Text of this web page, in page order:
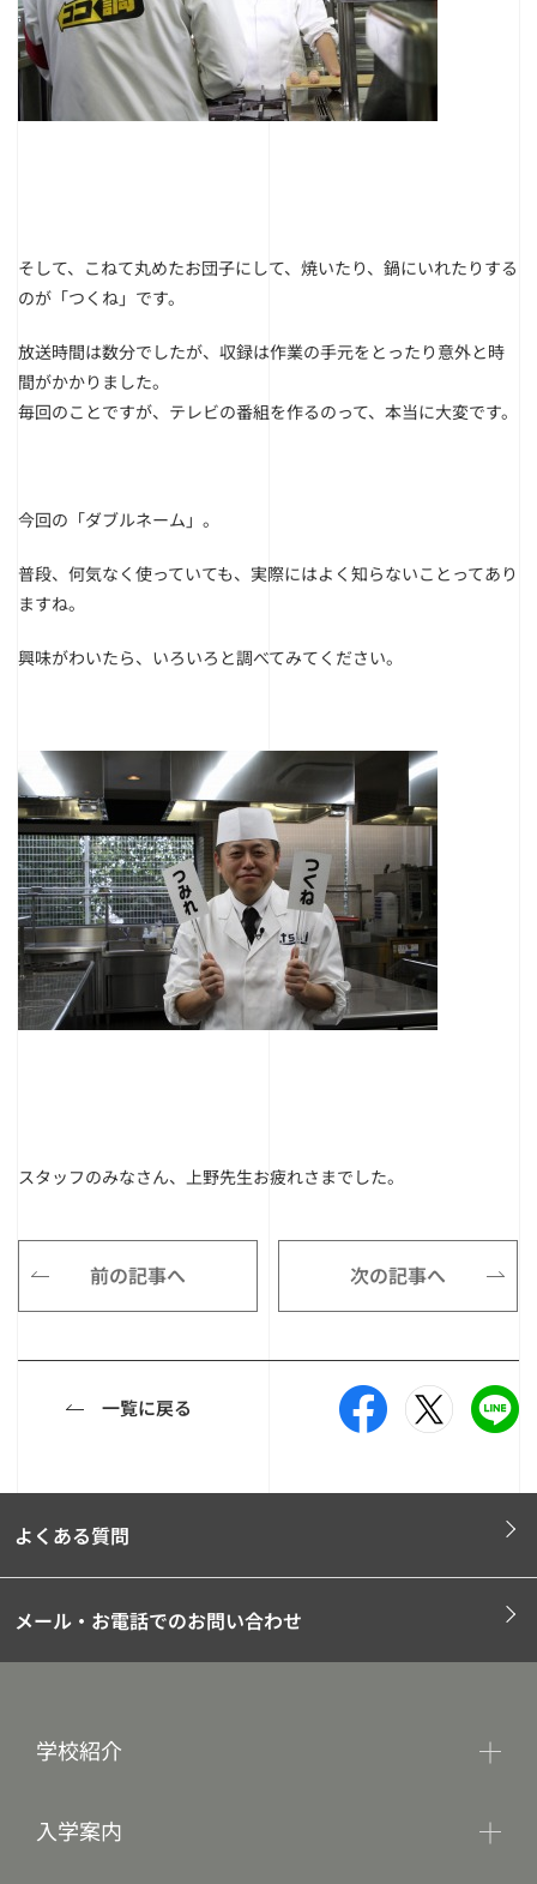
そして、こねて丸めたお団子にして、焼いたり、鍋にいれたりする
のが「つくね」です。
放送時間は数分でしたが、収録は作業の手元をとったり意外と時
間がかかりました。
毎回のことですが、テレビの番組を作るのって、本当に大変です。
今回の「ダブルネーム」。
普段、何気なく使っていても、実際にはよく知らないことってあり
ますね。
興味がわいたら、いろいろと調べてみてください。
スタッフのみなさん、上野先生お疲れさまでした。
前の記事へ 次の記事へ
一覧に戻る
よくある質問
メール・お電話でのお問い合わせ
学校紹介
入学案内